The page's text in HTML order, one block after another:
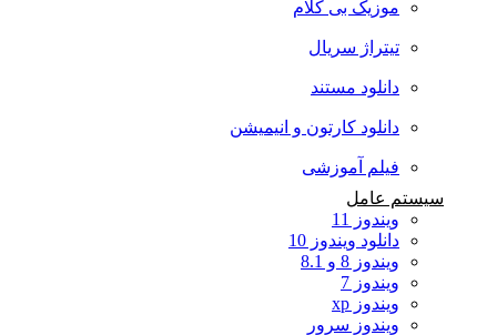
موزیک بی کلام
تیتراژ سریال
دانلود مستند
دانلود کارتون و انیمیشن
فیلم آموزشی
سیستم عامل
ویندوز 11
دانلود ویندوز 10
ویندوز 8 و 8.1
ویندوز 7
ویندوز xp
ویندوز سرور